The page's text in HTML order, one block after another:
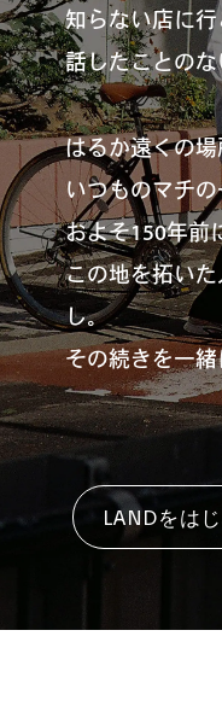
#雨
#
# 呑
#夢
知らない店に行
話したことの
はるか遠くの場
いつものマチの
およそ150年前
この地を拓い
し。
その続きを一緒
LANDをは